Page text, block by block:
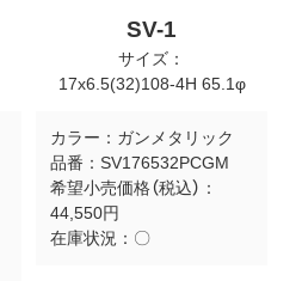
SV-1
サイズ：
17x6.5(32)108-4H 65.1φ
カラー： ガンメタリック
品番： SV176532PCGM
希望小売価格（税込）：
44,550円
在庫状況： 〇